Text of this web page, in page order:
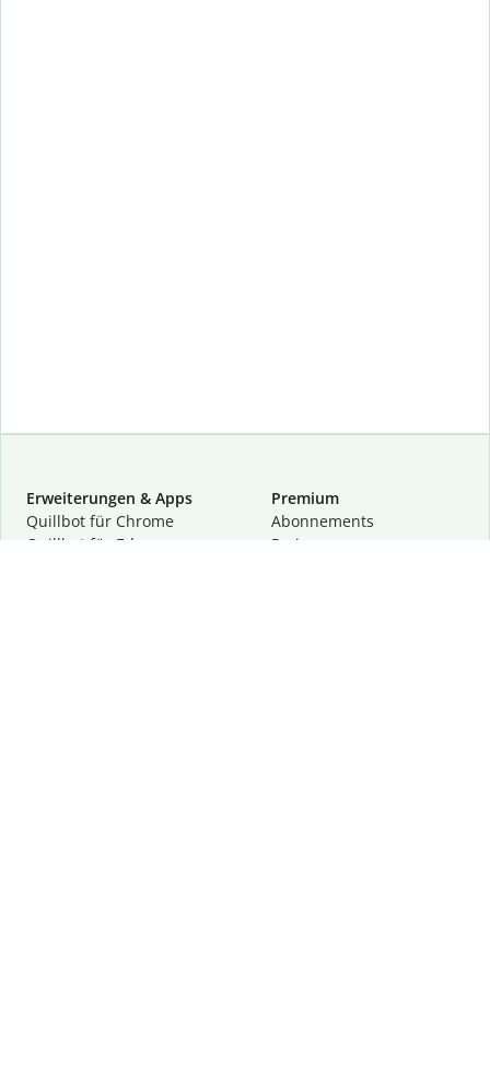
Erweiterungen & Apps
Quillbot für Chrome
Quillbot für Edge
Premium
Abon­ne­ments
Preise